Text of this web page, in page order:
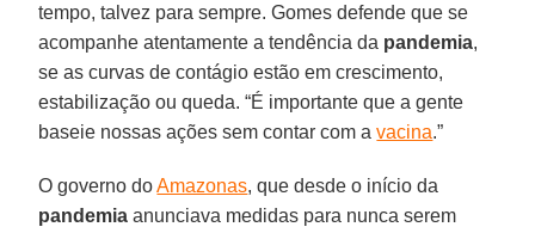
tempo, talvez para sempre. Gomes defende que se
acompanhe atentamente a tendência da pandemia,
se as curvas de contágio estão em crescimento,
estabilização ou queda. “É importante que a gente
baseie nossas ações sem contar com avacina.”
O governo doAmazonas, que desde o início da
pandemia anunciava medidas para nunca serem